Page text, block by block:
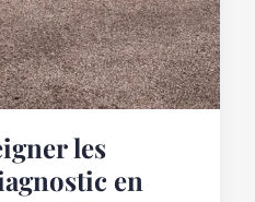
les
en